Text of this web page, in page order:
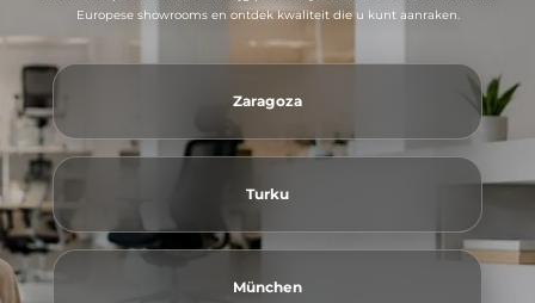
Europese showrooms en ontdek kwaliteit die u kunt aanraken.
Zaragoza
Turku
München